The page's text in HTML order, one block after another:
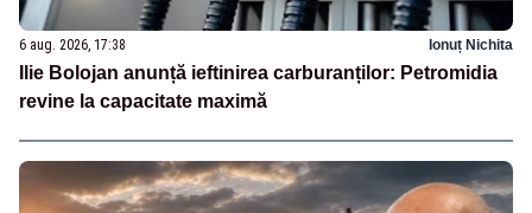
6 aug. 2026, 17:38 Ionuț Nichita
Ilie Bolojan anunță ieftinirea carburanților: Petromidia
revine la capacitate maximă